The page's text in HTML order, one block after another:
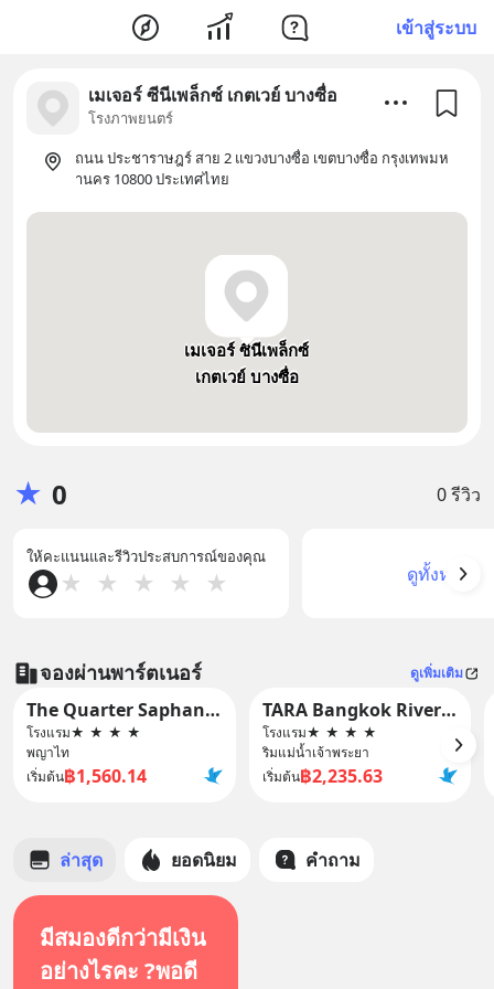
เข้าสู่ระบบ
เมเจอร์ ซีนีเพล็กซ์ เกตเวย์ บางซื่อ
โรงภาพยนตร์
ถนน ประชาราษฎร์ สาย 2 แขวงบางซื่อ เขตบางซื่อ กรุงเทพมห
านคร 10800 ประเทศไทย
เมเจอร์ ซีนีเพล็กซ์
เกตเวย์ บางซื่อ
★ 0 0 รีวิว
ให้คะแนนและรีวิวประสบการณ์ของคุณ
★ ★ ★ ★ ★ ดูทั้งหมด
จองผ่านพาร์ตเนอร์ ดูเพิ่มเติม
The Quarter Saphankhwai By UHG
โรงแรม★ ★ ★ ★
พญาไท
เริ่มต้น฿1,560.14
TARA Bangkok Riverside (formerly GLOW Bangkok Riverside)
โรงแรม★ ★ ★ ★
ริมแม่น้ำเจ้าพระยา
เริ่มต้น฿2,235.63
ล่าสุด ยอดนิยม คำถาม
มีสมองดีกว่ามีเงิน
อย่างไรคะ ?พอดี